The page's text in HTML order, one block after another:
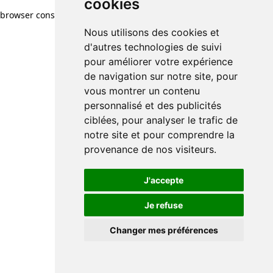
cookies
Nous utilisons des cookies et
d'autres technologies de suivi
pour améliorer votre expérience
de navigation sur notre site, pour
vous montrer un contenu
personnalisé et des publicités
ciblées, pour analyser le trafic de
notre site et pour comprendre la
provenance de nos visiteurs.
J'accepte
Je refuse
Changer mes préférences
browser console for more information)